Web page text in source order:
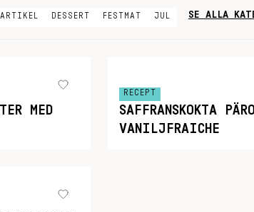
ARTIKEL DESSERT FESTMAT JUL SE ALLA
MED
RECEPT
SAFFRANSKOKTA
VANILJFRAICHE